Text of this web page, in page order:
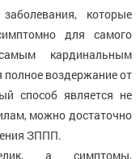
которые
для самого
кардинальным
воздержание от
способ является не
можно достаточно
ЗППП.
а симптомы,